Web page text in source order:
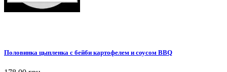
Половинка цыпленка с бейби картофелем и соусом BBQ